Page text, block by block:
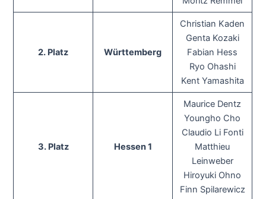
2. Platz Württemberg
Christian Kaden
Genta Kozaki
Fabian Hess
Ryo Ohashi
Kent Yamashita
3. Platz Hessen 1
Maurice Dentz
Youngho Cho
Claudio Li Fonti
Matthieu
Leinweber
Hiroyuki Ohno
Finn Spilarewicz